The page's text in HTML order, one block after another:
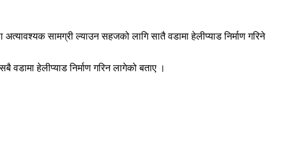
सामग्री ल्याउन सहजको लागि सातै वडामा हेलीप्याड निर्माण गरिने
वडामा हेलीप्याड निर्माण गरिन लागेको बताए ।